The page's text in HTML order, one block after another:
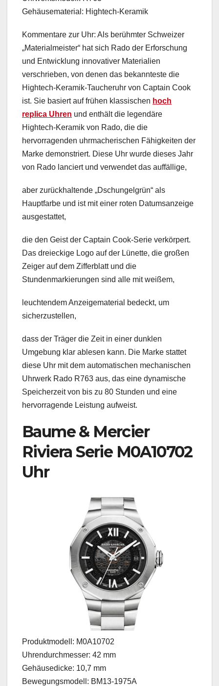
Gehäusematerial: Hightech-Keramik
Kommentare zur Uhr: Als berühmter Schweizer
„Materialmeister“ hat sich Rado der Erforschung
und Entwicklung innovativer Materialien
verschrieben, von denen das bekannteste die
Hightech-Keramik-Taucheruhr von Captain Cook
ist. Sie basiert auf frühen klassischen hoch
replica Uhren und enthält die legendäre
Hightech-Keramik von Rado, die die
hervorragenden uhrmacherischen Fähigkeiten der
Marke demonstriert. Diese Uhr wurde dieses Jahr
von Rado lanciert und verwendet das auffällige,
aber zurückhaltende „Dschungelgrün“ als
Hauptfarbe und ist mit einer roten Datumsanzeige
ausgestattet,
die den Geist der Captain Cook-Serie verkörpert.
Das dreieckige Logo auf der Lünette, die großen
Zeiger auf dem Zifferblatt und die
Stundenmarkierungen sind alle mit weißem,
leuchtendem Anzeigematerial bedeckt, um
sicherzustellen,
dass der Träger die Zeit in einer dunklen
Umgebung klar ablesen kann. Die Marke stattet
diese Uhr mit dem automatischen mechanischen
Uhrwerk Rado R763 aus, das eine dynamische
Speicherzeit von bis zu 80 Stunden und eine
hervorragende Leistung aufweist.
Baume & Mercier
Riviera Serie M0A10702
Uhr
Produktmodell: M0A10702
Uhrendurchmesser: 42 mm
Gehäusedicke: 10,7 mm
Bewegungsmodell: BM13-1975A